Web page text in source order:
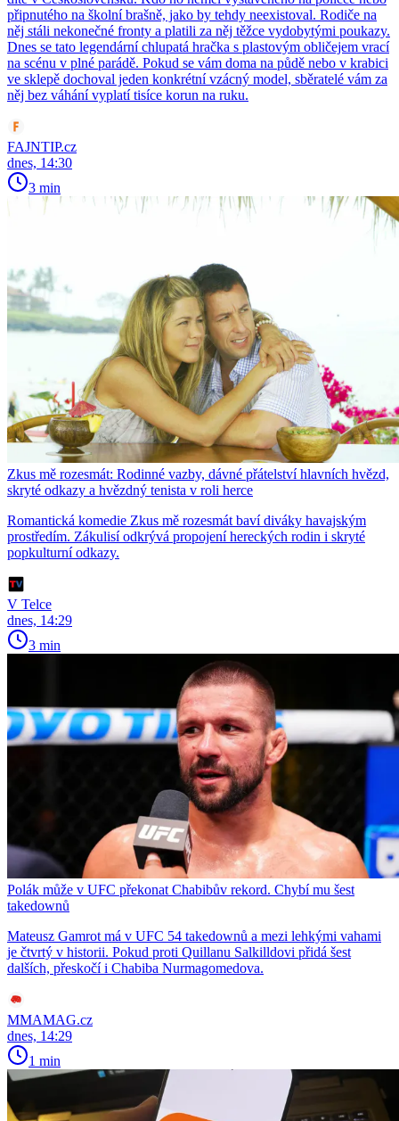
připnutého na školní brašně, jako by tehdy neexistoval. Rodiče na
něj stáli nekonečné fronty a platili za něj těžce vydobytými poukazy.
Dnes se tato legendární chlupatá hračka s plastovým obličejem vrací
na scénu v plné parádě. Pokud se vám doma na půdě nebo v krabici
ve sklepě dochoval jeden konkrétní vzácný model, sběratelé vám za
něj bez váhání vyplatí tisíce korun na ruku.
FAJNTIP.cz
dnes, 14:30
3 min
Zkus mě rozesmát: Rodinné vazby, dávné přátelství hlavních hvězd,
skryté odkazy a hvězdný tenista v roli herce
Romantická komedie Zkus mě rozesmát baví diváky havajským
prostředím. Zákulisí odkrývá propojení hereckých rodin i skryté
popkulturní odkazy.
V Telce
dnes, 14:29
3 min
Polák může v UFC překonat Chabibův rekord. Chybí mu šest
takedownů
Mateusz Gamrot má v UFC 54 takedownů a mezi lehkými vahami
je čtvrtý v historii. Pokud proti Quillanu Salkilldovi přidá šest
dalších, přeskočí i Chabiba Nurmagomedova.
MMAMAG.cz
dnes, 14:29
1 min